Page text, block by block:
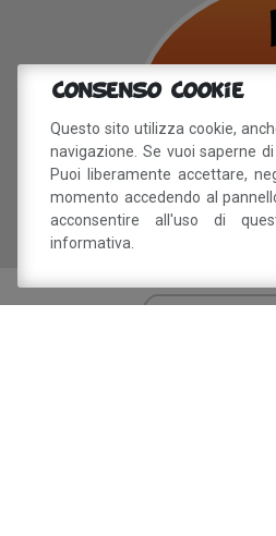
Consenso Cookie
Questo sito utilizza cookie,
navigazione. Se vuoi saperne
Puoi liberamente accettare,
momento accedendo al
acconsentire all'uso di
informativa.